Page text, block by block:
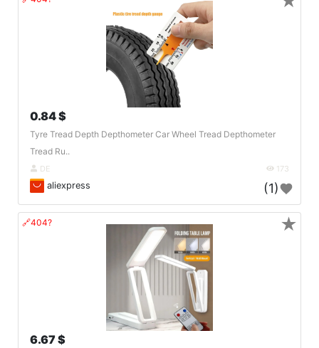
0.84 $
Tyre Tread Depth Depthometer Car Wheel Tread Depthometer
Tread Ru..
DE 173
aliexpress (1)
🔗404?
6.67 $
★